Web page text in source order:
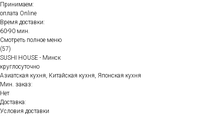
Принимаем:
оплата Online
Время доставки:
60-90 мин.
Смотреть полное меню
(57)
SUSHI HOUSE - Минск
круглосуточно
Азиатская кухня, Китайская кухня, Японская кухня
Мин. заказ:
Нет
Доставка:
Условия доставки